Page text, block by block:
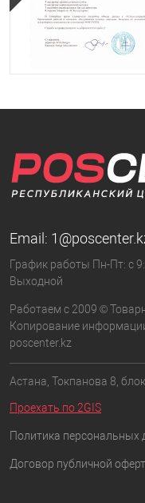
Email:
График работы Пн-Пт: с
Выходной
Работаем с 2009 ©
Копирование
poscenter.kz
Астана, Токпанова 8, блок
Проехать по 2GIS
Политика персональных
Договор публичной